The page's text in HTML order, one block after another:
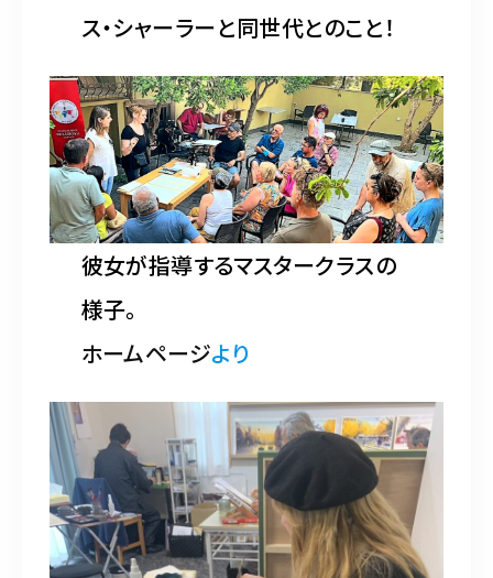
ス・シャーラーと同世代とのこと！
彼女が指導するマスタークラスの
様子。
ホームページより